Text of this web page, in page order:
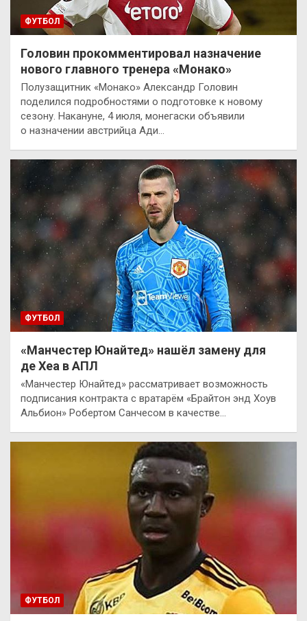
ФУТБОЛ
Головин прокомментировал назначение
нового главного тренера «Монако»
Полузащитник «Монако» Александр Головин
поделился подробностями о подготовке к новому
сезону. Накануне, 4 июля, монегаски объявили
о назначении австрийца Ади…
ФУТБОЛ
«Манчестер Юнайтед» нашёл замену для
де Хеа в АПЛ
«Манчестер Юнайтед» рассматривает возможность
подписания контракта с вратарём «Брайтон энд Хоув
Альбион» Робертом Санчесом в качестве…
ФУТБОЛ